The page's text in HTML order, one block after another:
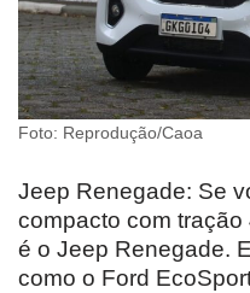
Foto: Reprodução/Caoa
Jeep Renegade: Se
compacto com
é o Jeep Renegade.
como o Ford